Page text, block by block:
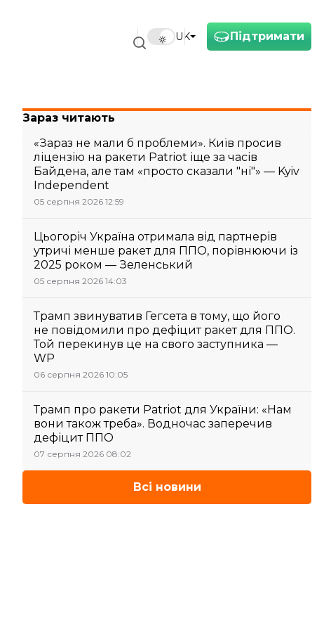
Підтримати
UK
Зараз читають
«Зараз не мали б проблеми». Київ просив
ліцензію на ракети Patriot іще за часів
Байдена, але там «просто сказали "ні"» — Kyiv
Independent
05 серпня 2026 12:59
Цьогоріч Україна отримала від партнерів
утричі менше ракет для ППО, порівнюючи із
2025 роком — Зеленський
05 серпня 2026 14:03
Трамп звинуватив Гегсета в тому, що його
не повідомили про дефіцит ракет для ППО.
Той перекинув це на свого заступника —
WP
06 серпня 2026 10:05
Трамп про ракети Patriot для України: «Нам
вони також треба». Водночас заперечив
дефіцит ППО
07 серпня 2026 08:02
Всі новини